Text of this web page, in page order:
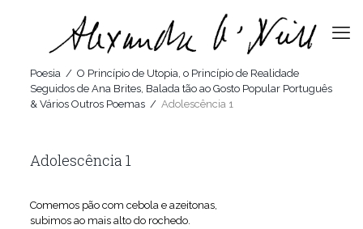
Poesia/ O Princípio de Utopia, o Princípio de Realidade
Seguidos de Ana Brites, Balada tão ao Gosto Popular Português
& Vários Outros Poemas/ Adolescência 1
Adolescência 1
Comemos pão com cebola e azeitonas,
subimos ao mais alto do rochedo.